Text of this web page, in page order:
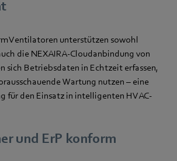
Ventilatoren unterstützen sowohl
die NEXAIRA-Cloudanbindung von
sich Betriebsdaten in Echtzeit erfassen,
Wartung nutzen – eine
für den Einsatz in intelligenten HVAC-
und ErP konform